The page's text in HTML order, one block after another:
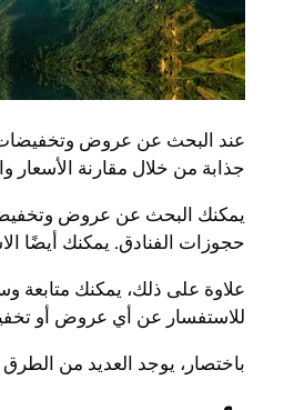
عند البحث عن عروض وتخفيضات
جذابة من خلال مقارنة الأسعار
يمكنك البحث عن عروض
حجوزات الفنادق. يمكنك أيضًا
علاوة على ذلك، يمكنك متابعة
للاستفسار عن أي عروض أو
باختصار، يوجد العديد من